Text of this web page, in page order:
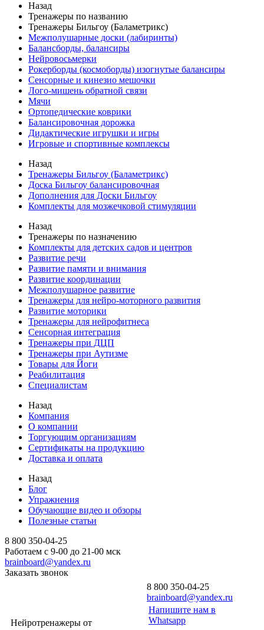
Назад
Тренажеры по названию
Тренажеры Бильгоу (Баламетрикс)
Межполушарные доски (лабиринты)
Балансборды, балансиры
Нейровосьмерки
Рокерборды (космоборды) изогнутые балансиры
Сенсорные и кинезио мешочки
Лого-мишень обратной связи
Мячи
Ортопедические коврики
Балансировочная дорожка
Дидактические игрушки и игры
Игровые и спортивные комплексы
Назад
Тренажеры Бильгоу (Баламетрикс)
Доска Бильгоу балансировочная
Дополнения для Доски Бильгоу
Комплекты для мозжечковой стимуляции
Назад
Тренажеры по назначению
Комплекты для детских садов и центров
Развитие речи
Развитие памяти и внимания
Развитие координации
Межполушарное развитие
Тренажеры для нейро-моторного развития
Развитие моторики
Тренажеры для нейрофитнеса
Сенсорная интеграция
Тренажеры при ДЦП
Тренажеры при Аутизме
Товары для Йоги
Реабилитация
Специалистам
Назад
Компания
О компании
Торгующим организациям
Сертификаты на продукцию
Доставка и оплата
Назад
Блог
Упражнения
Обучающие видео и обзоры
Полезные статьи
8 800 350-04-25
Работаем с 9-00 до 21-00 мск
brainboard@yandex.ru
Заказать звонок
Нейротренажеры от
8 800 350-04-25
brainboard@yandex.ru
Напишите нам в
Whatsapp